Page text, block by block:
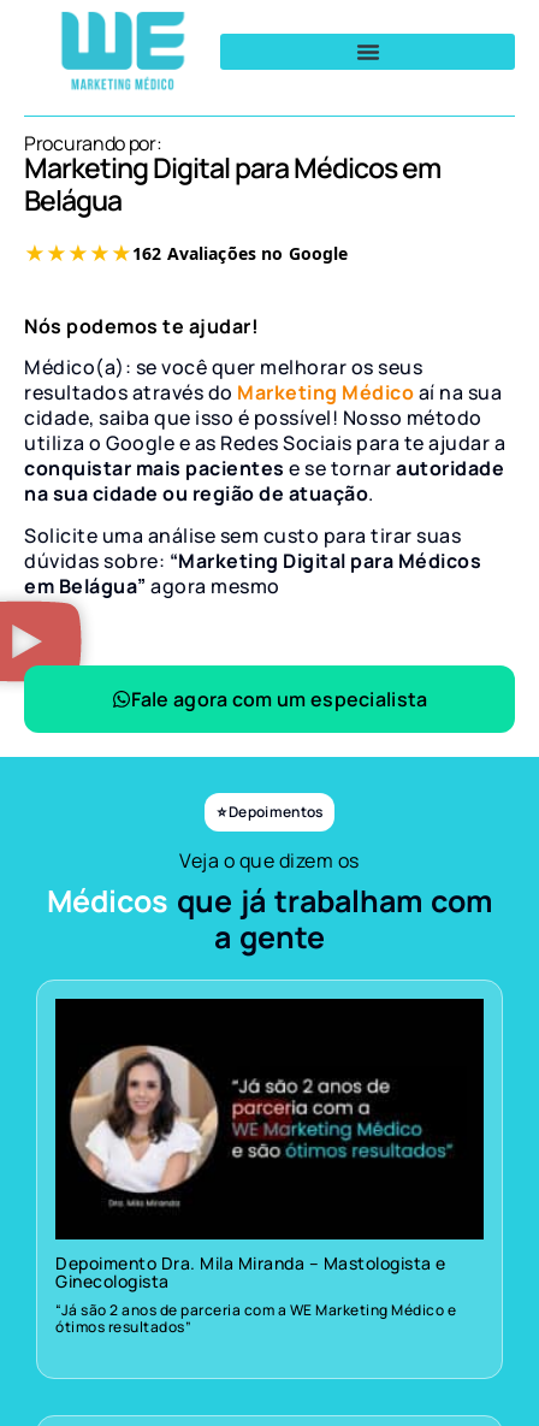
Procurando por:
Marketing Digital para Médicos em
Belágua
Nós podemos te ajudar!
Médico(a): se você quer melhorar os seus
resultados através do Marketing Médicoaí na sua
cidade, saiba que isso é possível! Nosso método
utiliza o Google e as Redes Sociais para te ajudar a
conquistar mais pacientes e se tornarautoridade
na sua cidade ou região de atuação.
Solicite uma análise sem custo para tirar suas
dúvidas sobre: “Marketing Digital para Médicos
em Belágua” agora mesmo
Fale agora com um especialista
⭐ Depoimentos
Veja o que dizem os
Médicos que já trabalham com
a gente
Depoimento Dra. Mila Miranda – Mastologista e
Ginecologista
“Já são 2 anos de parceria com a WE Marketing Médico e
ótimos resultados”